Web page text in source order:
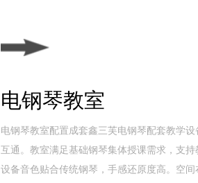
电钢琴教室
电钢琴教室配置成套鑫三芙电钢琴配套教学
互通。教室满足基础钢琴集体授课需求，支
设备音色贴合传统钢琴，手感还原度高。空